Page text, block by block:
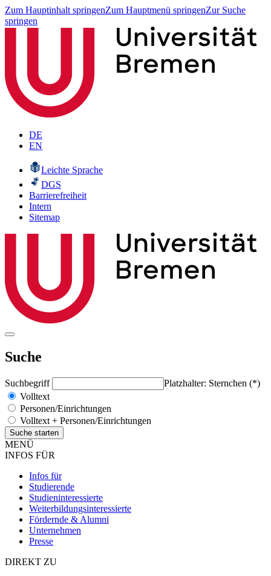
Zum Hauptinhalt springenZum Hauptmenü springenZur Suche
springen
DE
EN
Leichte Sprache
DGS
Barrierefreiheit
Intern
Sitemap
Suche
Suchbegriff
Platzhalter: Sternchen (*)
Volltext
Personen/Einrichtungen
Volltext + Personen/Einrichtungen
MENÜ
INFOS FÜR
Infos für
Studierende
Studieninteressierte
Weiterbildungsinteressierte
Fördernde & Alumni
Unternehmen
Presse
DIREKT ZU